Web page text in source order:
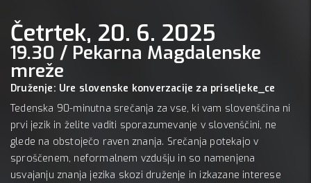
Četrtek, 20. 6. 2025
19.30 / Pekarna Magdalenske
mreže
Druženje: Ure slovenske konverzacije za priseljeke_ce
Tedenska 90-minutna srečanja za vse, ki vam slovenščina ni
prvi jezik in želite vaditi sporazumevanje v slovenščini, ne
glede na obstoječo raven znanja. Srečanja potekajo v
sproščenem, neformalnem vzdušju in so namenjena
usvajanju znanja jezika skozi druženje in izkazane interese